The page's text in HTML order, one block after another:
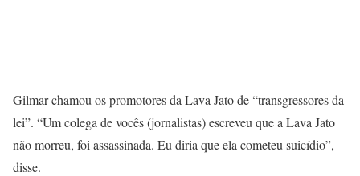
Gilmar chamou os promotores da Lava Jato de “transgressores da
lei”. “Um colega de vocês (jornalistas) escreveu que a Lava Jato
não morreu, foi assassinada. Eu diria que ela cometeu suicídio”,
disse.